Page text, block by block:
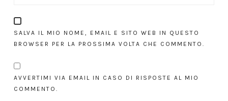
SALVA IL MIO NOME, EMAIL E SITO WEB IN QUESTO
BROWSER PER LA PROSSIMA VOLTA CHE COMMENTO.
AVVERTIMI VIA EMAIL IN CASO DI RISPOSTE AL MIO
COMMENTO.